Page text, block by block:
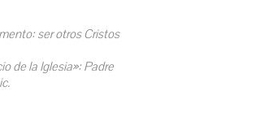
ser otros Cristos
de la Iglesia»: Padre